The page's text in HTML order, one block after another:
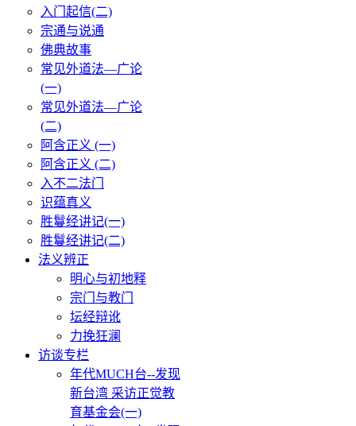
入门起信(二)
宗通与说通
佛典故事
常见外道法—广论
(一)
常见外道法—广论
(二)
阿含正义 (一)
阿含正义 (二)
入不二法门
识蕴真义
胜鬘经讲记(一)
胜鬘经讲记(二)
法义辨正
明心与初地释
宗门与教门
坛经辩讹
力挽狂澜
访谈专栏
年代MUCH台--发现
新台湾 采访正觉教
育基金会(一)